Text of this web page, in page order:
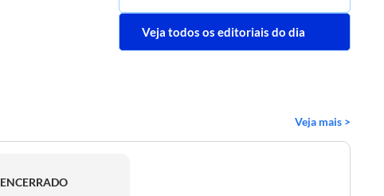
Veja todos os editoriais do dia
Veja mais >
ENCERRADO